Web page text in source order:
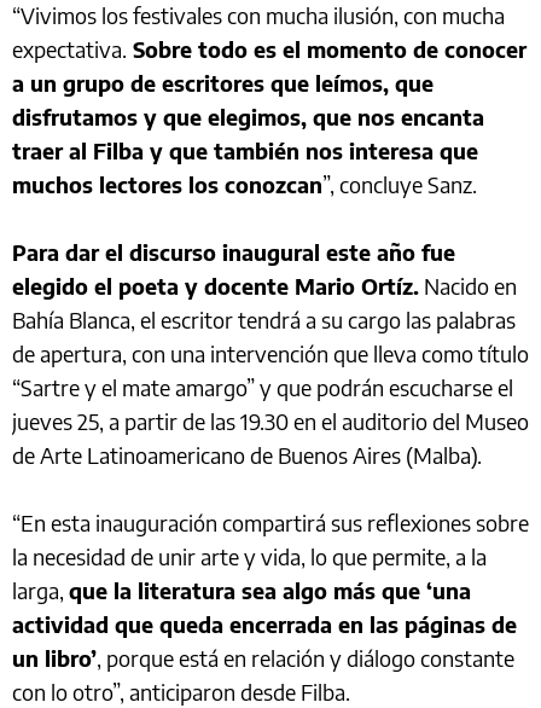
“Vivimos los festivales con mucha ilusión, con mucha
expectativa. Sobre todo es el momento de conocer
a un grupo de escritores que leímos, que
disfrutamos y que elegimos, que nos encanta
traer al Filba y que también nos interesa que
muchos lectores los conozcan”, concluye Sanz.
Para dar el discurso inaugural este año fue
elegido el poeta y docente Mario Ortíz. Nacido en
Bahía Blanca, el escritor tendrá a su cargo las palabras
de apertura, con una intervención que lleva como título
“Sartre y el mate amargo” y que podrán escucharse el
jueves 25, a partir de las 19.30 en el auditorio del Museo
de Arte Latinoamericano de Buenos Aires (Malba).
“En esta inauguración compartirá sus reflexiones sobre
la necesidad de unir arte y vida, lo que permite, a la
larga, que la literatura sea algo más que ‘una
actividad que queda encerrada en las páginas de
un libro’, porque está en relación y diálogo constante
con lo otro”, anticiparon desde Filba.